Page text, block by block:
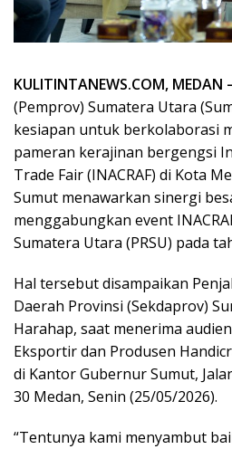
KULITINTANEWS.COM, MEDAN
(Pemprov) Sumatera Utara
kesiapan untuk berkolaborasi
pameran kerajinan bergengsi
Trade Fair (INACRAF) di Kota
Sumut menawarkan sinergi
menggabungkan event
Sumatera Utara (PRSU) pada
Hal tersebut disampaikan
Daerah Provinsi (Sekdaprov)
Harahap, saat menerima
Eksportir dan Produsen
di Kantor Gubernur Sumut,
30 Medan, Senin (25/05/2026).
“Tentunya kami menyambut